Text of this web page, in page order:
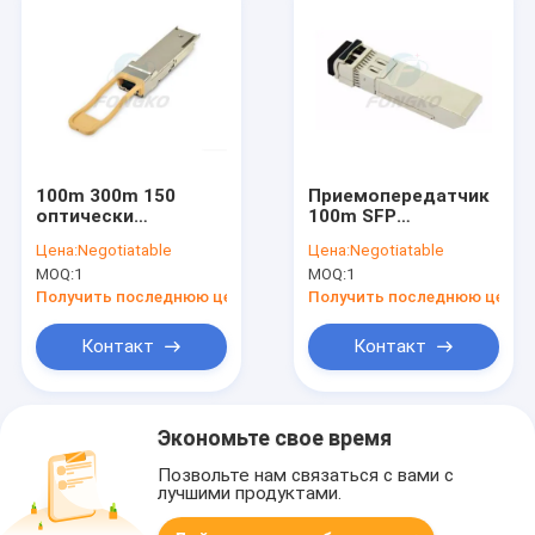
100m 300m 150
оптически
метров
приемопередатчика
850nm Hpe Sfp+
Цена:Negotiatable
MOQ:1
Получить последнюю цену
Контакт
Приемопередатчик
100m SFP
гигабита ODM
25Gb/S SFP28
оптически
Цена:Negotiatable
MOQ:1
Получить последнюю цену
Контакт
Экономьте свое время
Позвольте нам связаться с вами с
лучшими продуктами.